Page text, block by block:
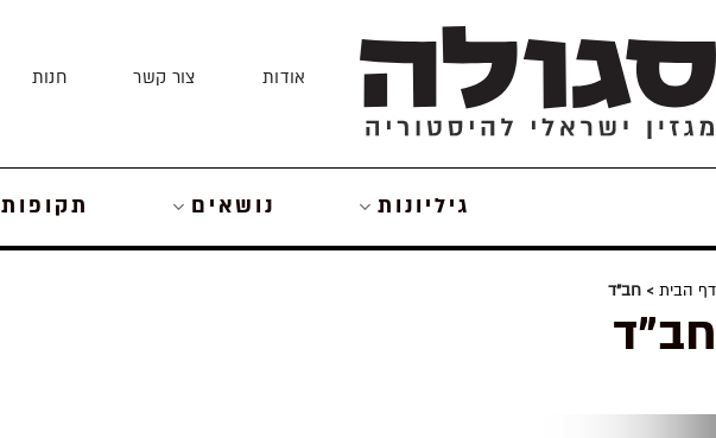
to
content
אודות צור קשר חנות
גיליונות נושאים תקופות
דף הבית > חב"ד
חב"ד